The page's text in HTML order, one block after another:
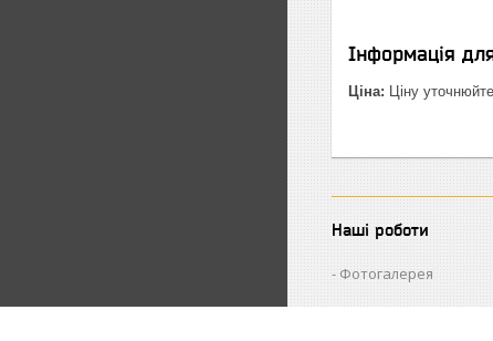
Інформація
Ціна: Ціну уточнюйте
Наші роботи
Фотогалерея